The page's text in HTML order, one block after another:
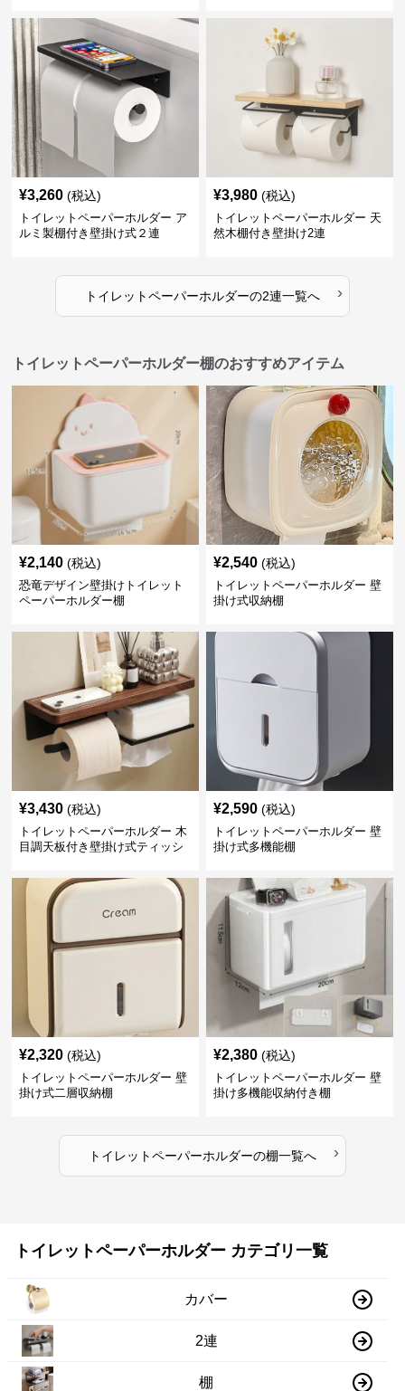
¥3,260 (税込)
トイレットペーパーホルダー ア
ルミ製棚付き壁掛け式２連
¥3,980 (税込)
トイレットペーパーホルダー 天
然木棚付き壁掛け2連
トイレットペーパーホルダーの2連一覧へ ›
トイレットペーパーホルダー棚のおすすめアイテム
¥2,140 (税込)
恐竜デザイン壁掛けトイレット
ペーパーホルダー棚
¥2,540 (税込)
トイレットペーパーホルダー 壁
掛け式収納棚
¥3,430 (税込)
トイレットペーパーホルダー 木
目調天板付き壁掛け式ティッシ
¥2,590 (税込)
トイレットペーパーホルダー 壁
掛け式多機能棚
¥2,320 (税込)
トイレットペーパーホルダー 壁
掛け式二層収納棚
¥2,380 (税込)
トイレットペーパーホルダー 壁
掛け多機能収納付き棚
トイレットペーパーホルダーの棚一覧へ ›
トイレットペーパーホルダー カテゴリ一覧
カバー
2連
棚